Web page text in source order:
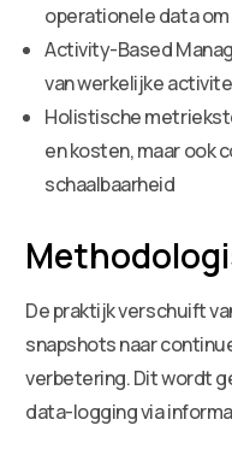
operationele data
Activity-Based
van werkelijke
Holistische
en kosten, maar ook
schaalbaarheid
De praktijk verschuift
snapshots naar
verbetering. Dit wordt
data-logging via